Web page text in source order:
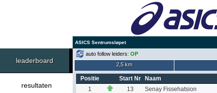
ASICS Sentrumsløpet
leaderboard
resultaten
auto follow leiders: OP
2,5 km
Positie Start Nr
Naam
1
13
Senay Fissehatsion